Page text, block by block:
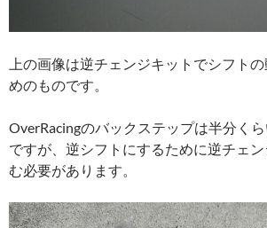
上の画像は逆チェンジキットでシフト
めのものです。
OverRacingのバックステップは半分く
ですが、逆シフトにするために逆チェ
む必要があります。